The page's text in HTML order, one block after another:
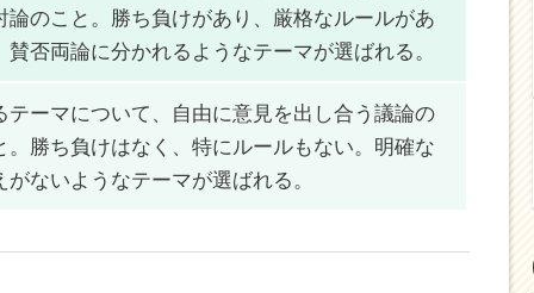
論のこと。勝ち負けがあり 、厳格なルールがあ
賛否両論に分かれるようなテーマが選ばれる。
テーマについて、 自由に意見を出し合う議論の
。勝ち負けはなく 、特にルールもない。 明確な
がないようなテーマが選ばれる。